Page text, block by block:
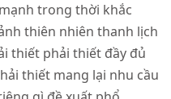
trong thời khắc
thiên nhiên thanh lịch
thiết phải thiết đầy đủ
thiết mang lại nhu cầu